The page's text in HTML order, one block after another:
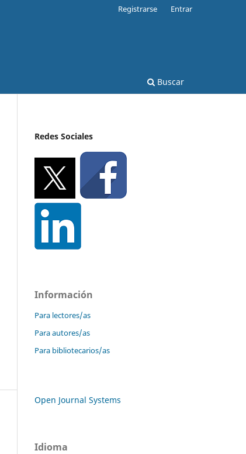
Buscar
Registrarse Entrar
Redes Sociales
Información
Para lectores/as
Para autores/as
Para bibliotecarios/as
Open Journal Systems
Idioma